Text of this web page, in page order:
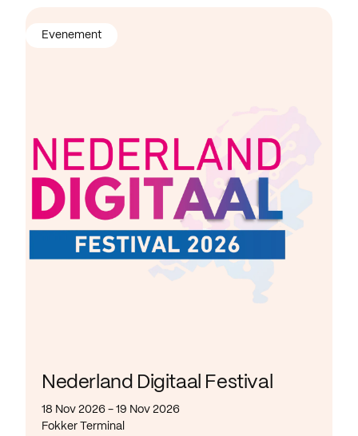
Nederland Digitaal Festival
18 Nov 2026 - 19 Nov 2026
Fokker Terminal
Evenement